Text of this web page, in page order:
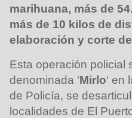
marihuana, más de
más de 10 kilos de
elaboración y corte
Esta operación policial
denominada ‘Mirlo‘ en
de Policía, se
localidades de El